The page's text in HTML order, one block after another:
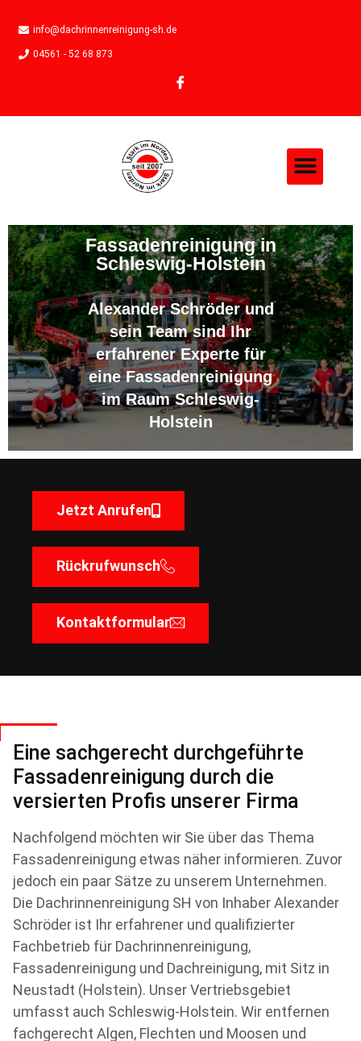
info@dachrinnenreinigung-sh.de
04561 - 52 68 873
Fassadenreinigung in
Schleswig-Holstein
Alexander Schröder und
sein Team sind Ihr
erfahrener Experte für
eine Fassadenreinigung
im Raum Schleswig-
Holstein
Jetzt Anrufen
Rückrufwunsch
Kontaktformular
Eine sachgerecht durchgeführte
Fassadenreinigung durch die
versierten Profis unserer Firma
Nachfolgend möchten wir Sie über das Thema
Fassadenreinigung etwas näher informieren. Zuvor
jedoch ein paar Sätze zu unserem Unternehmen.
Die Dachrinnenreinigung SH von Inhaber Alexander
Schröder ist Ihr erfahrener und qualifizierter
Fachbetrieb für Dachrinnenreinigung,
Fassadenreinigung und Dachreinigung, mit Sitz in
Neustadt (Holstein). Unser Vertriebsgebiet
umfasst auch Schleswig-Holstein. Wir entfernen
fachgerecht Algen, Flechten und Moosen und